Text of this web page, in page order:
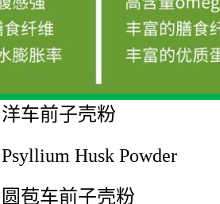
洋车前子壳粉
Psyllium Husk Powder
圆苞车前子壳粉